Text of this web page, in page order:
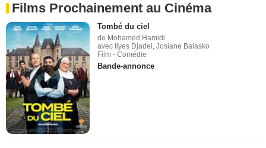
Films Prochainement au Cinéma
Tombé du ciel
de Mohamed Hamidi
avec Ilyes Djadel, Josiane Balasko
Film - Comédie
Bande-annonce